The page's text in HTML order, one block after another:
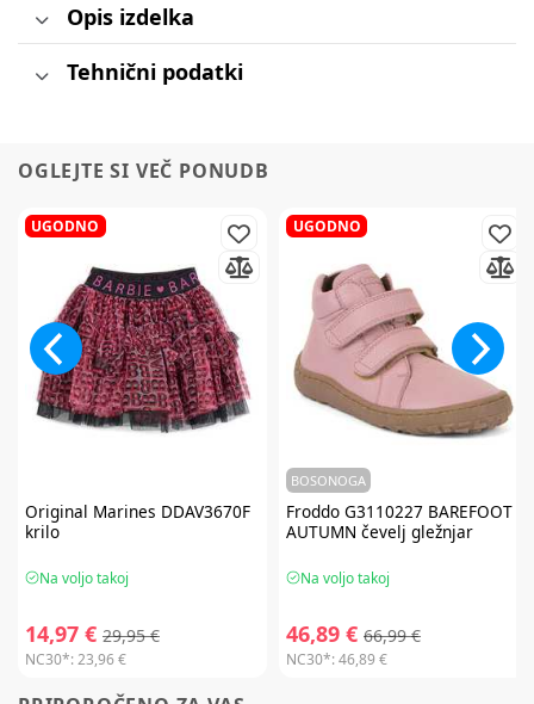
Opis izdelka
Tehnični podatki
OGLEJTE SI VEČ PONUDB
UGODNO
Original Marines DDAV3670F
krilo
Na voljo takoj
14,97 € 29,95 €
NC30*:23,96 €
UGODNO
BOSONOGA
Froddo G3110227 BAREFOOT
AUTUMN čevelj gležnjar
Na voljo takoj
46,89 € 66,99 €
NC30*:46,89 €